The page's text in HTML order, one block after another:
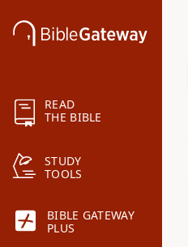
READ
THE BIBLE
STUDY
TOOLS
BIBLE GATEWAY
PLUS